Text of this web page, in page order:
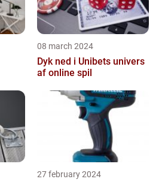
08 march 2024
Dyk ned i Unibets univers
af online spil
27 february 2024